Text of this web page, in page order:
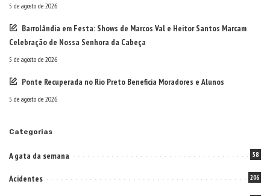
5 de agosto de 2026
Barrolândia em Festa: Shows de Marcos Val e Heitor Santos Marcam
Celebração de Nossa Senhora da Cabeça
5 de agosto de 2026
Ponte Recuperada no Rio Preto Beneficia Moradores e Alunos
5 de agosto de 2026
Categorias
A gata da semana 58
Acidentes 206